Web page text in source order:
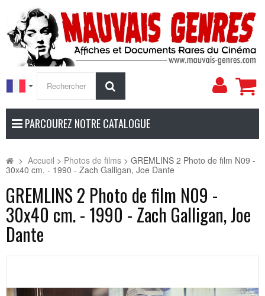
Mon
PARCOUREZ NOTRE CATALOGUE
> Accueil > Photos de films > GREMLINS 2 Photo de film N09 -
30x40 cm. - 1990 - Zach Galligan, Joe Dante
GREMLINS 2 Photo de film N09 -
30x40 cm. - 1990 - Zach Galligan, Joe
Dante